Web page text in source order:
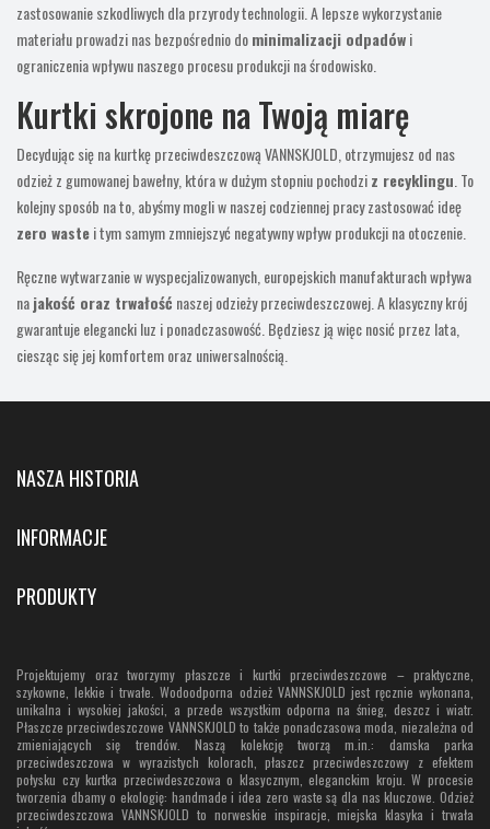
zastosowanie szkodliwych dla przyrody technologii. A lepsze wykorzystanie
materiału prowadzi nas bezpośrednio dominimalizacji odpadówi
ograniczenia wpływu naszego procesu produkcji na środowisko.
Kurtki skrojone na Twoją miarę
Decydując się na kurtkę przeciwdeszczową VANNSKJOLD, otrzymujesz od nas
odzież z gumowanej bawełny, która w dużym stopniu pochodziz recyklingu . To
kolejny sposób na to, abyśmy mogli w naszej codziennej pracy zastosować ideę
zero wastei tym samym zmniejszyć negatywny wpływ produkcji na otoczenie.
Ręczne wytwarzanie w wyspecjalizowanych, europejskich manufakturach wpływa
najakość oraz trwałość naszej odzieży przeciwdeszczowej. A klasyczny krój
gwarantuje elegancki luz i ponadczasowość. Będziesz ją więc nosić przez lata,
ciesząc się jej komfortem oraz uniwersalnością.
NASZA HISTORIA
INFORMACJE
PRODUKTY
Projektujemy oraz tworzymy płaszcze i kurtki przeciwdeszczowe – praktyczne,
szykowne, lekkie i trwałe. Wodoodporna odzież VANNSKJOLD jest ręcznie wykonana,
unikalna i wysokiej jakości, a przede wszystkim odporna na śnieg, deszcz i wiatr.
Płaszcze przeciwdeszczowe VANNSKJOLD to także ponadczasowa moda, niezależna od
zmieniających się trendów. Naszą kolekcję tworzą m.in.: damska parka
przeciwdeszczowa w wyrazistych kolorach, płaszcz przeciwdeszczowy z efektem
połysku czy kurtka przeciwdeszczowa o klasycznym, eleganckim kroju. W procesie
tworzenia dbamy o ekologię: handmade i idea zero waste są dla nas kluczowe. Odzież
przeciwdeszczowa VANNSKJOLD to norweskie inspiracje, miejska klasyka i trwała